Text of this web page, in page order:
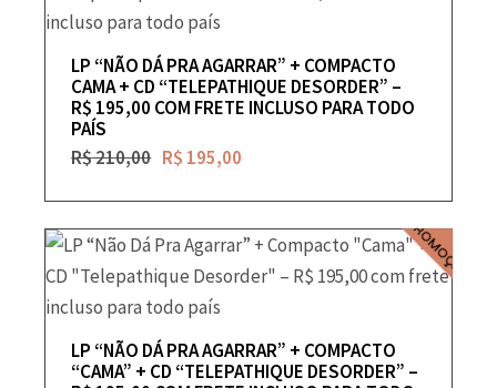
LP “NÃO DÁ PRA AGARRAR” + COMPACTO
CAMA + CD “TELEPATHIQUE DESORDER” –
R$ 195,00 COM FRETE INCLUSO PARA TODO
PAÍS
R$210,00 R$ 195,00
PROMOÇÃO
LP “NÃO DÁ PRA AGARRAR” + COMPACTO
“CAMA” + CD “TELEPATHIQUE DESORDER” –